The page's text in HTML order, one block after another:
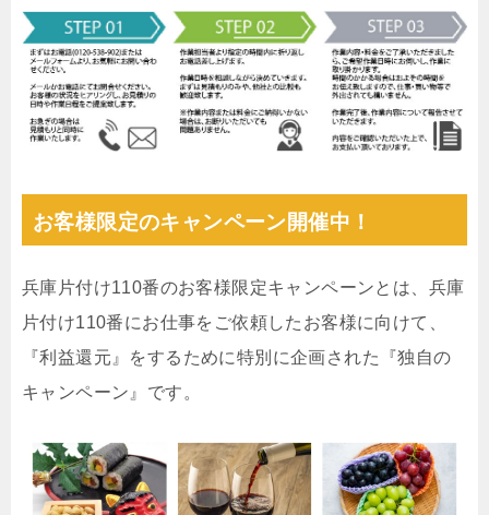
お客様限定のキャンペーン開催中！
兵庫片付け110番のお客様限定キャンペーンとは、兵庫
片付け110番にお仕事をご依頼したお客様に向けて、
『利益還元』をするために特別に企画された『独自の
キャンペーン』です。